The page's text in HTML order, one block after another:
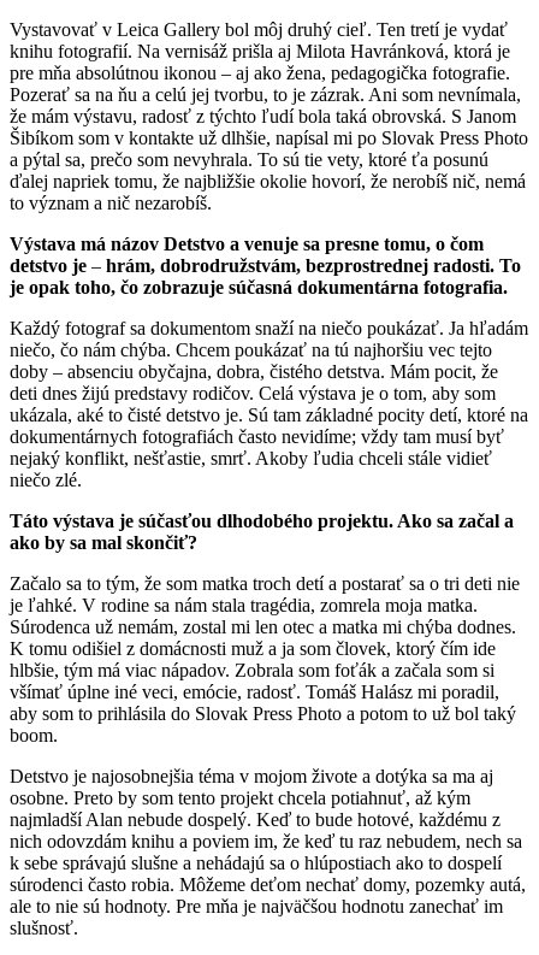
Vystavovať v Leica Gallery bol môj druhý cieľ. Ten tretí je vydať
knihu fotografií. Na vernisáž prišla aj Milota Havránková, ktorá je
pre mňa absolútnou ikonou – aj ako žena, pedagogička fotografie.
Pozerať sa na ňu a celú jej tvorbu, to je zázrak. Ani som nevnímala,
že mám výstavu, radosť z týchto ľudí bola taká obrovská. S Janom
Šibíkom som v kontakte už dlhšie, napísal mi po Slovak Press Photo
a pýtal sa, prečo som nevyhrala. To sú tie vety, ktoré ťa posunú
ďalej napriek tomu, že najbližšie okolie hovorí, že nerobíš nič, nemá
to význam a nič nezarobíš.
Výstava má názov Detstvo a venuje sa presne tomu, o čom
detstvo je – hrám, dobrodružstvám, bezprostrednej radosti. To
je opak toho, čo zobrazuje súčasná dokumentárna fotografia.
Každý fotograf sa dokumentom snaží na niečo poukázať. Ja hľadám
niečo, čo nám chýba. Chcem poukázať na tú najhoršiu vec tejto
doby – absenciu obyčajna, dobra, čistého detstva. Mám pocit, že
deti dnes žijú predstavy rodičov. Celá výstava je o tom, aby som
ukázala, aké to čisté detstvo je. Sú tam základné pocity detí, ktoré na
dokumentárnych fotografiách často nevidíme; vždy tam musí byť
nejaký konflikt, nešťastie, smrť. Akoby ľudia chceli stále vidieť
niečo zlé.
Táto výstava je súčasťou dlhodobého projektu. Ako sa začal a
ako by sa mal skončiť?
Začalo sa to tým, že som matka troch detí a postarať sa o tri deti nie
je ľahké. V rodine sa nám stala tragédia, zomrela moja matka.
Súrodenca už nemám, zostal mi len otec a matka mi chýba dodnes.
K tomu odišiel z domácnosti muž a ja som človek, ktorý čím ide
hlbšie, tým má viac nápadov. Zobrala som foťák a začala som si
všímať úplne iné veci, emócie, radosť. Tomáš Halász mi poradil,
aby som to prihlásila do Slovak Press Photo a potom to už bol taký
boom.
Detstvo je najosobnejšia téma v mojom živote a dotýka sa ma aj
osobne. Preto by som tento projekt chcela potiahnuť, až kým
najmladší Alan nebude dospelý. Keď to bude hotové, každému z
nich odovzdám knihu a poviem im, že keď tu raz nebudem, nech sa
k sebe správajú slušne a nehádajú sa o hlúpostiach ako to dospelí
súrodenci často robia. Môžeme deťom nechať domy, pozemky autá,
ale to nie sú hodnoty. Pre mňa je najväčšou hodnotu zanechať im
slušnosť.